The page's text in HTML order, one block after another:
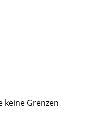
keine Grenzen